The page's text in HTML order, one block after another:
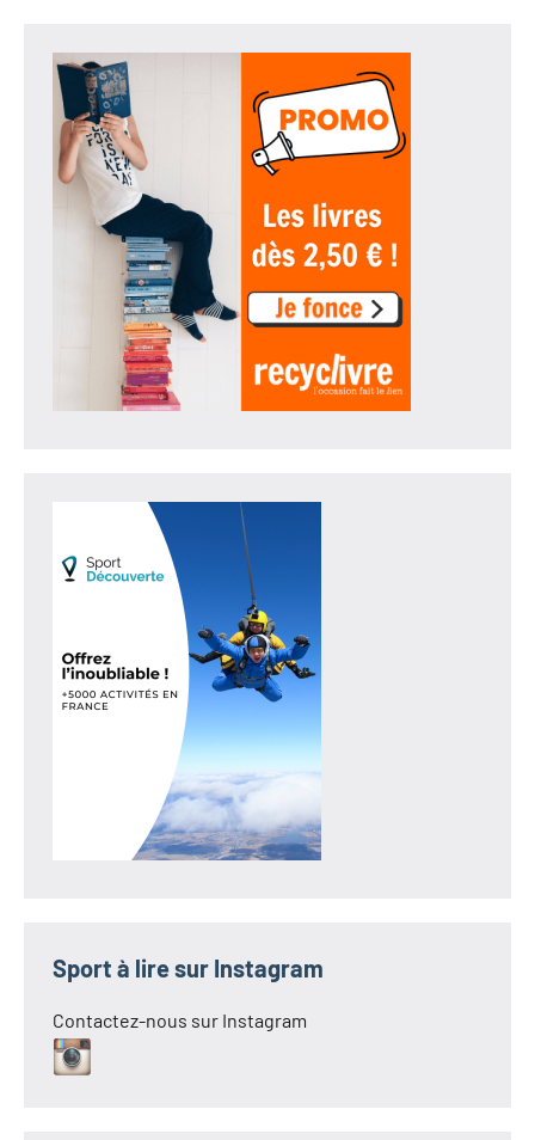
Sport à lire sur Instagram
Contactez-nous sur Instagram